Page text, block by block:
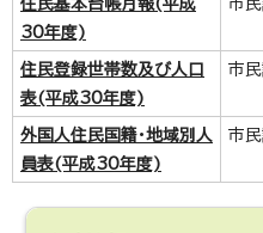
住民基本台帳月報(平成
30年度)
市
住民登録世帯数及び人口
表(平成30年度)
市
外国人住民国籍・地域別人
員表(平成30年度)
市